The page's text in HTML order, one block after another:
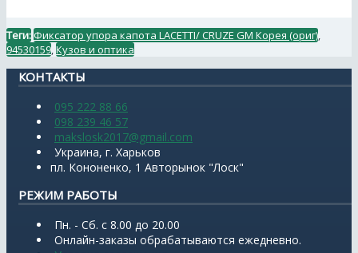
Теги: Фиксатор упора капота LACETTI/ CRUZE GM Корея (ориг)
94530159 Кузов и оптика
КОНТАКТЫ
095 222 88 66
098 239 46 57
makslosk2017@gmail.com
Украина, г. Харьков
пл. Кононенко, 1 Авторынок "Лоск"
РЕЖИМ РАБОТЫ
Пн. - Сб. с 8.00 до 20.00
Онлайн-заказы обрабатываются ежедневно.